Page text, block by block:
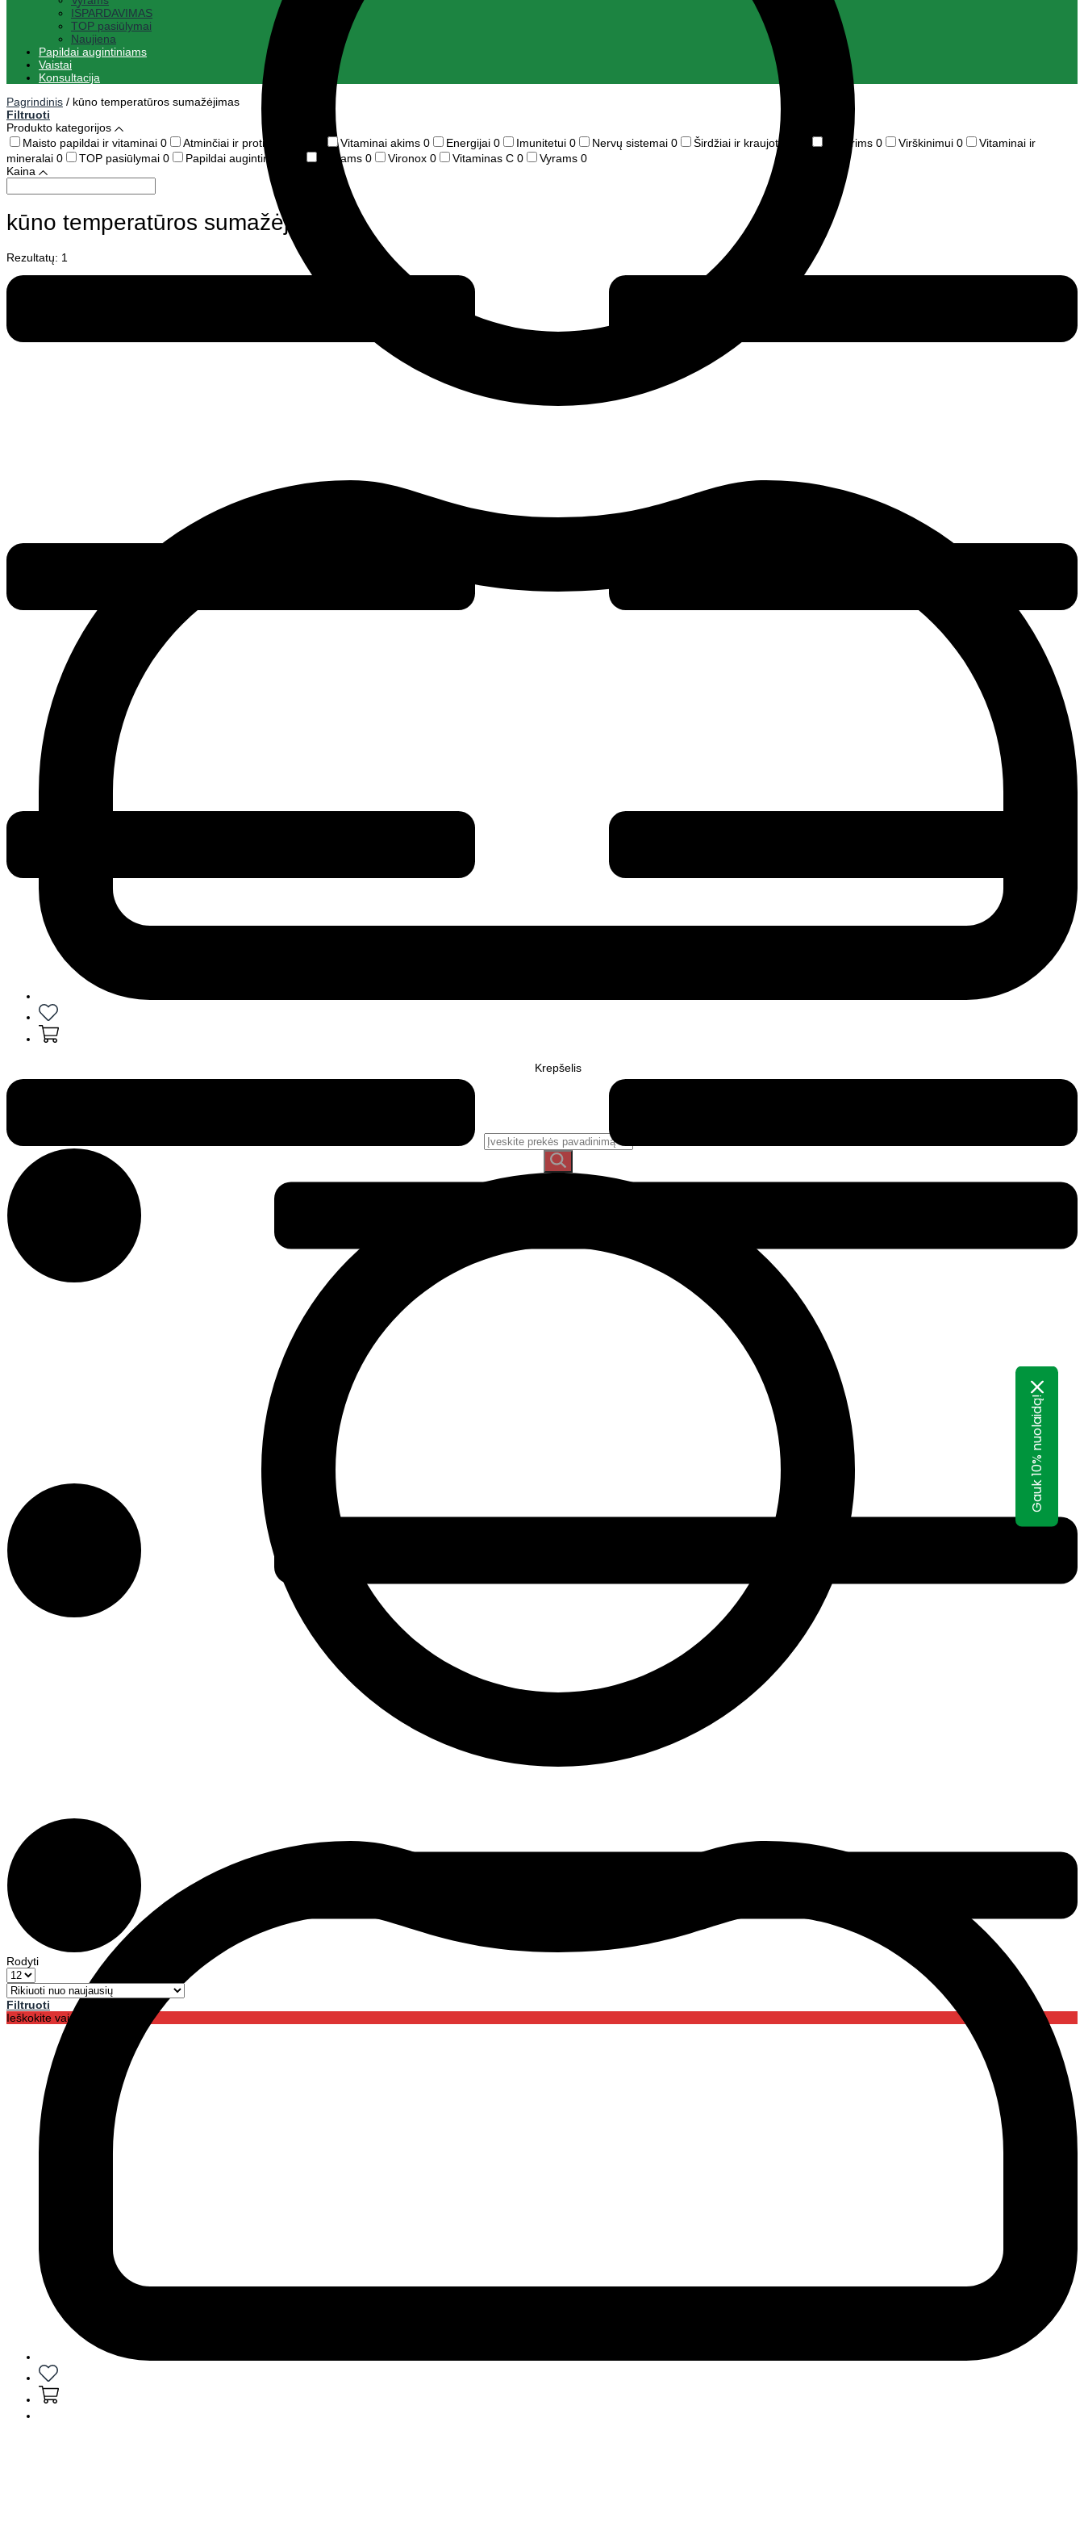
Krepšelis
Ieškoti:
IŠPARDAVIMAS
TOP pasiūlymai
Naujiena
Papildai augintiniams
Vaistai
Konsultacija
Pagrindinis / kūno temperatūros sumažėjimas
Filtruoti
Produkto kategorijos
Maisto papildai ir vitaminai 0 Atminčiai ir protinei veiklai Vitaminai akims 0 Energijai 0 Imunitetui 0 Nervų sistemai 0 Širdžiai ir kraujotakai Moterims 0 Virškinimui 0
Vitaminai ir
mineralai 0 TOP pasiūlymai 0 Papildai augintiniams Vaikams 0 Vironox 0 Vitaminas C 0 Vyrams 0
Kaina
kūno temperatūros sumažėjimas
Rezultatų: 1
Rodyti
Filtruoti
Ieškokite vaistinėse
Gauk 10% nuolaidą!